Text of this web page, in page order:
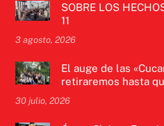
SOBRE LOS
11
3 agosto, 2026
El auge de las
retiraremos hasta
30 julio, 2026